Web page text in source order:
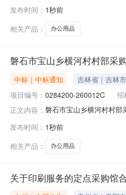
发布时间： 1秒前
相关产品：
办公用品
磐石市宝山乡横河村村部采
中标｜中标通知
吉林省｜吉林
项目编号： 0284200-260012C 招
正文内容： 磐石市宝山乡横河村村
政府公开栏、磐石市宝
发布时间： 1秒前
相关产品：
办公用品
关于印刷服务的定点采购馆